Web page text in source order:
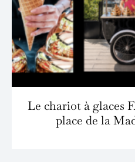
Le chariot à glaces
place de la